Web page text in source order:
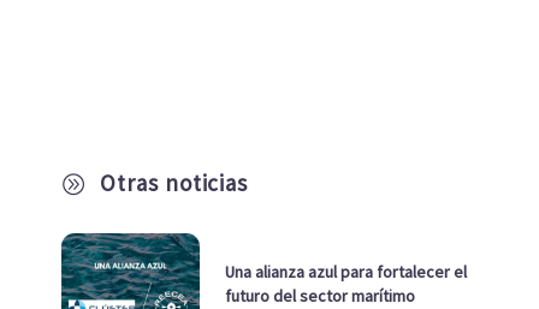
A Otras noticias
Una alianza azul para fortalecer el
futuro del sector marítimo